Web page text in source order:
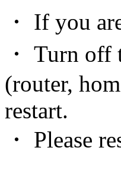
・ If you
・ Turn
(router,
restart.
・ Please